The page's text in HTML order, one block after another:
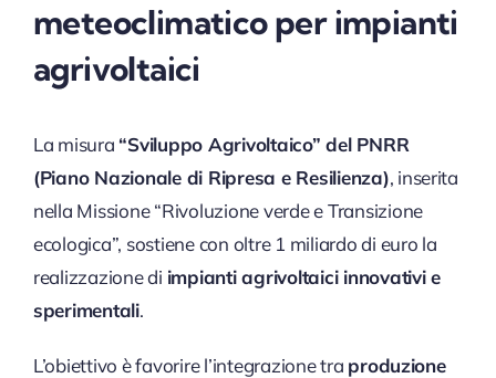
meteoclimatico per impianti
agrivoltaici
La misura “Sviluppo Agrivoltaico” del PNRR
(Piano Nazionale di Ripresa e Resilienza), inserita
nella Missione “Rivoluzione verde e Transizione
ecologica”, sostiene con oltre 1 miliardo di euro la
realizzazione di impianti agrivoltaici innovativi e
sperimentali.
L’obiettivo è favorire l’integrazione tra produzione